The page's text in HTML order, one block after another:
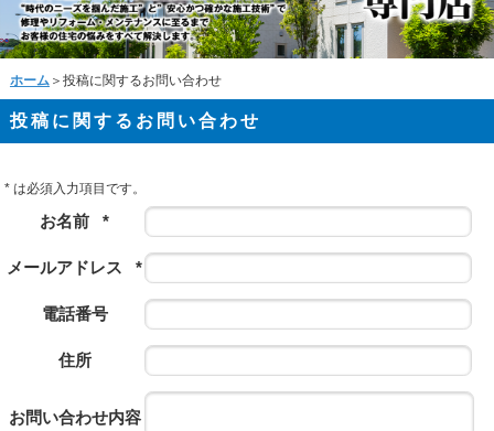
ホーム ＞投稿に関するお問い合わせ
投稿に関するお問い合わせ
* は必須入力項目です。
お名前 *
メールアドレス *
電話番号
住所
お問い合わせ内容